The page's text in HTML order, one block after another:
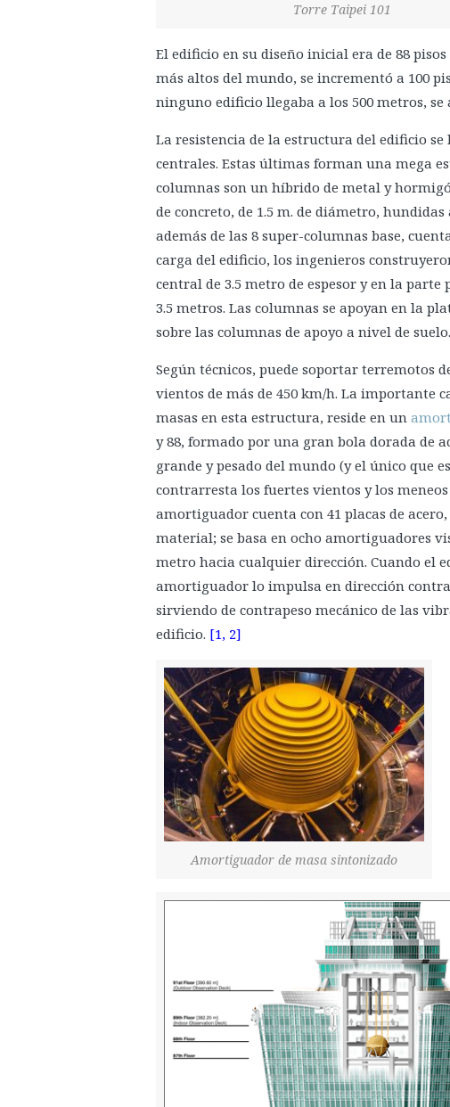
Torre Taipei 101
El edificio en su diseño inicial era de 88
más altos del mundo, se incrementó a 100
ninguno edificio llegaba a los 500 metros, se
La resistencia de la estructura del edificio
centrales. Estas últimas forman una mega
columnas son un híbrido de metal y
de concreto, de 1.5 m. de diámetro,
además de las 8 super-columnas base,
carga del edificio, los ingenieros
central de 3.5 metro de espesor y en la
3.5 metros. Las columnas se apoyan en la
sobre las columnas de apoyo a nivel de suelo.
Según técnicos, puede soportar terremotos
vientos de más de 450 km/h. La importante
masas en esta estructura, reside en un
y 88, formado por una gran bola dorada de
grande y pesado del mundo (y el único que
contrarresta los fuertes vientos y los
amortiguador cuenta con 41 placas de
material; se basa en ocho amortiguadores
metro hacia cualquier dirección. Cuando el
amortiguador lo impulsa en dirección
sirviendo de contrapeso mecánico de las
edificio. [1, 2]
Amortiguador de masa sintonizado